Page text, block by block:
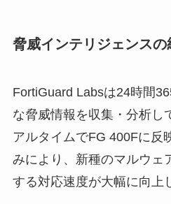
脅威インテリジェンスの
FortiGuard Labsは24時間
な脅威情報を収集・分析し
アルタイムでFG 400Fに反
みにより、新種のマルウェ
する対応速度が大幅に向上